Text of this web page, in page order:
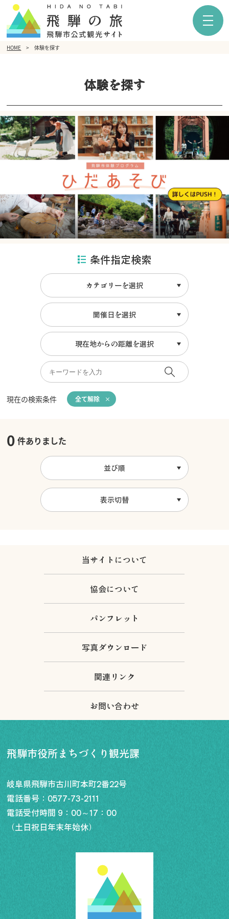
HOME 体験を探す
体験を探す
条件指定検索
カテゴリーを選択
開催日を選択
現在地からの距離を選択
現在の検索条件 全て解除
0 件ありました
並び順
表示切替
当サイトについて
協会について
パンフレット
写真ダウンロード
関連リンク
お問い合わせ
飛騨市役所まちづくり観光課
岐阜県飛騨市古川町本町2番22号
電話番号： 0577-73-2111
電話受付時間 9：00～17：00
（土日祝日年末年始休）